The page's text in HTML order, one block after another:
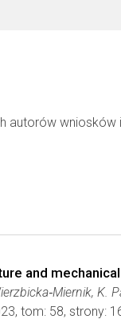
and
K.
tom: 58, strony: